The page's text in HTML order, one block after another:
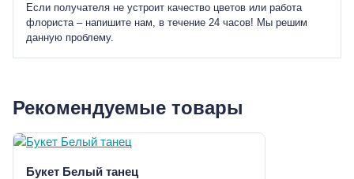
Если получателя не устроит качество цветов или работа
флориста – напишите нам, в течение 24 часов! Мы решим
данную проблему.
Рекомендуемые товары
Букет Белый танец